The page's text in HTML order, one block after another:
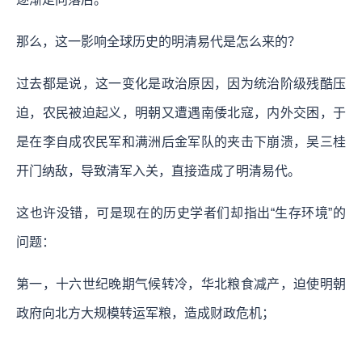
那么，这一影响全球历史的明清易代是怎么来的？
过去都是说，这一变化是政治原因，因为统治阶级残酷压
迫，农民被迫起义，明朝又遭遇南倭北寇，内外交困，于
是在李自成农民军和满洲后金军队的夹击下崩溃，吴三桂
开门纳敌，导致清军入关，直接造成了明清易代。
这也许没错，可是现在的历史学者们却指出“生存环境”的
问题：
第一，十六世纪晚期气候转冷，华北粮食减产，迫使明朝
政府向北方大规模转运军粮，造成财政危机；